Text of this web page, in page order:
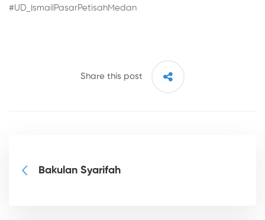
#UD_IsmailPasarPetisahMedan
Share this post
Bakulan Syarifah